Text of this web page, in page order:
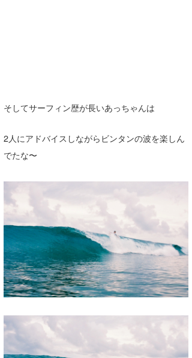
そしてサーフィン歴が長いあっちゃんは
2人にアドバイスしながらビンタンの波を楽しん
でたな〜